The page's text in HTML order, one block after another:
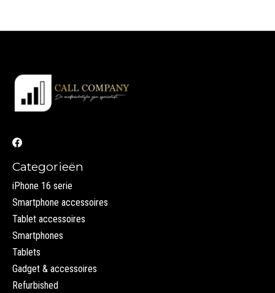
Categorieën
iPhone 16 serie
Smartphone accessoires
Tablet accessoires
Smartphones
Tablets
Gadget & accessoires
Refurbished